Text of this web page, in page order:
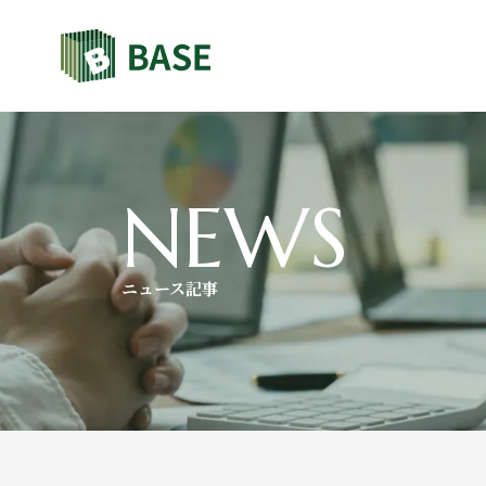
NEWS
ニュース記事